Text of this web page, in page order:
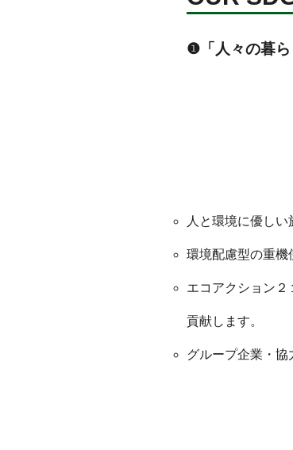
❶「人々の暮ら
人と環境に優し
環境配慮型の重機
エコアクション
貢献します。
グループ企業・協